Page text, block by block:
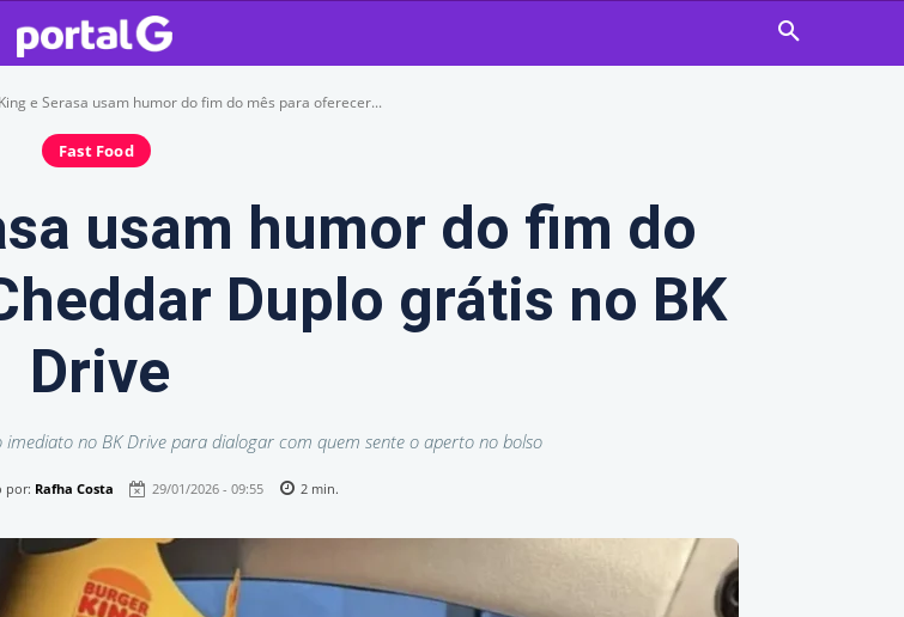
e Serasa usam humor do fim do mês para oferecer...
Fast Food
usam humor do fim do
Duplo grátis no BK
Drive
no BK Drive para dialogar com quem sente o aperto no bolso
por: Rafha Costa 29/01/2026 - 09:55 2 min.